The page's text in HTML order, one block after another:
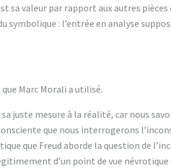
sa valeur par rapport aux autres
symbolique : l’entrée en analyse
Marc Morali a utilisé.
juste mesure à la réalité, car nous
que nous interrogerons
que Freud aborde la question de
d’un point de vue